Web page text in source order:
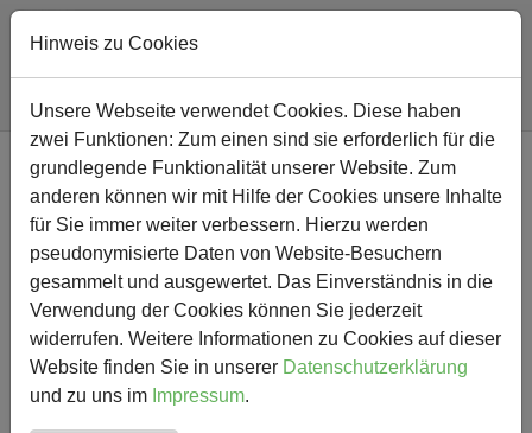
Zum Hauptinhalt springen
Sie sind hier:
Südschule Nachricht
NEWS
Alles steht Kopf - Unser
Kinderkino war ein voller
Erfolg!
19.02.2019
Südschule Aktuelles Kinderkino
Erstellt vonGeorg Rautenberg
Hinweis zu Cookies
Unsere Webseite verwendet Cookies. Diese haben
zwei Funktionen: Zum einen sind sie erforderlich für die
grundlegende Funktionalität unserer Website. Zum
anderen können wir mit Hilfe der Cookies unsere Inhalte
für Sie immer weiter verbessern. Hierzu werden
pseudonymisierte Daten von Website-Besuchern
gesammelt und ausgewertet. Das Einverständnis in die
Verwendung der Cookies können Sie jederzeit
widerrufen. Weitere Informationen zu Cookies auf dieser
Website finden Sie in unserer Datenschutzerklärung
und zu uns im Impressum.